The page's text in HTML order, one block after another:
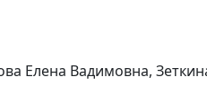
Елена Вадимовна,